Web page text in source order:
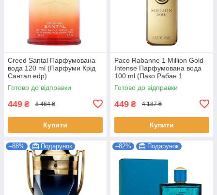
Creed Santal Парфумована
вода 120 ml (Парфуми Крід
Сантал edp)
Готово до відправки
449 ₴ 8 464 ₴
Купити
Paco Rabanne 1 Million Gold
Intense Парфумована вода
100 ml (Пако Рабан 1
Мільйон Голд Інтенс edp)
Готово до відправки
449 ₴ 4 187 ₴
Купити
–88% Подарунок –82% Подарунок